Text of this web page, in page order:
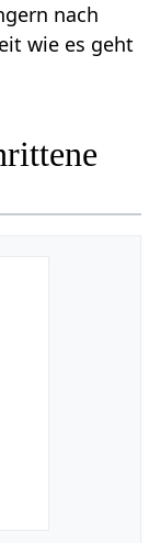
nach
wie es geht